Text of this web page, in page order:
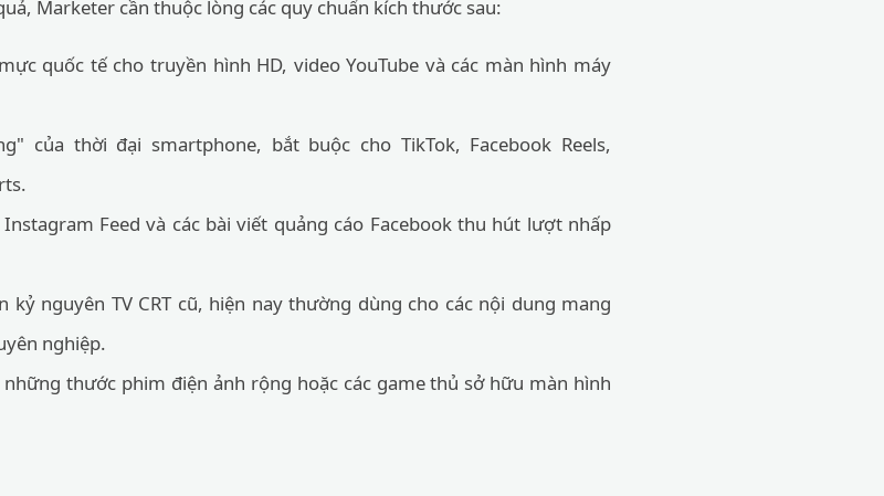
Marketer cần thuộc lòng các quy chuẩn kích thước sau:
quốc tế cho truyền hình HD, video YouTube và các màn hình máy
của thời đại smartphone, bắt buộc cho TikTok, Facebook Reels,
Feed và các bài viết quảng cáo Facebook thu hút lượt nhấp
kỷ nguyên TV CRT cũ, hiện nay thường dùng cho các nội dung mang
nghiệp.
những thước phim điện ảnh rộng hoặc các game thủ sở hữu màn hình